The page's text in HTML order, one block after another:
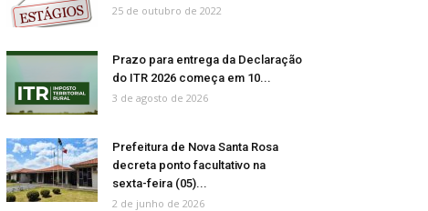
25 de outubro de 2022
Prazo para entrega da Declaração
do ITR 2026 começa em 10...
3 de agosto de 2026
Prefeitura de Nova Santa Rosa
decreta ponto facultativo na
sexta-feira (05)...
2 de junho de 2026